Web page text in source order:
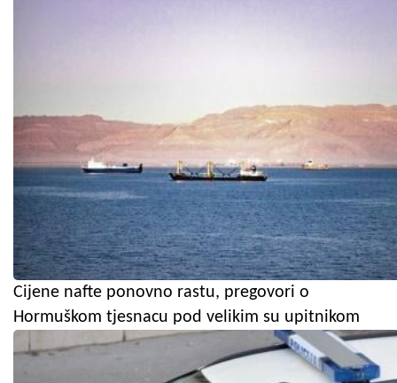
Cijene nafte ponovno rastu, pregovori o
Hormuškom tjesnacu pod velikim su upitnikom